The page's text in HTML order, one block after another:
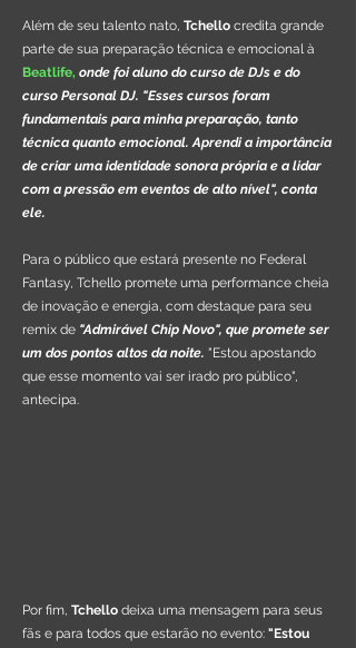
Além de seu talento nato, Tchello credita grande
parte de sua preparação técnica e emocional à
Beatlife, onde foi aluno do curso de DJs e do
curso Personal DJ. "Esses cursos foram
fundamentais para minha preparação, tanto
técnica quanto emocional. Aprendi a importância
de criar uma identidade sonora própria e a lidar
com a pressão em eventos de alto nível", conta
ele.
Para o público que estará presente no Federal
Fantasy, Tchello promete uma performance cheia
de inovação e energia, com destaque para seu
remix de "Admirável Chip Novo", que promete ser
um dos pontos altos da noite. "Estou apostando
que esse momento vai ser irado pro público",
antecipa.
Por fim, Tchello deixa uma mensagem para seus
fãs e para todos que estarão no evento: "Estou